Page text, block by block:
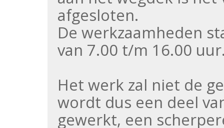
afgesloten.
De werkzaamheden
van 7.00 t/m 16.00
Het werk zal niet de
wordt dus een deel
gewerkt, een